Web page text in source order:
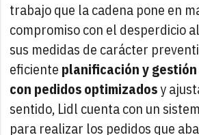
trabajo que la cadena pone en
compromiso con el desperdicio
sus medidas de carácter
eficiente planificación y
con pedidos optimizadosy
sentido, Lidl cuenta con un
para realizar los pedidos que